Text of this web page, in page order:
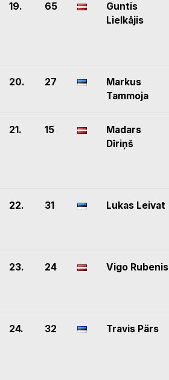
19. 65
Guntis
Lielkājis
20. 27
Markus
Tammoja
21. 15
Madars
Dīriņš
22. 31 Lukas Leivat
23. 24 Vigo Rubenis
24. 32 Travis Pärs